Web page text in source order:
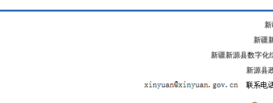
新疆
新疆新源县数字化
新源县